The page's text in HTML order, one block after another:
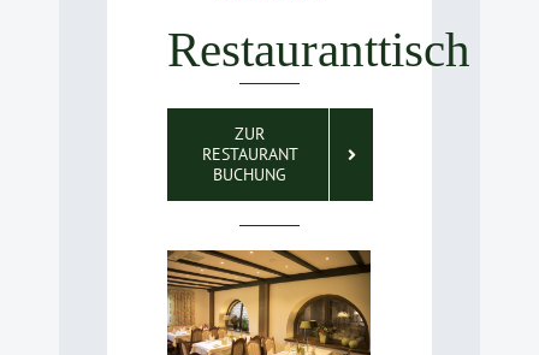
Restauranttisch
ZUR
RESTAURANT
BUCHUNG